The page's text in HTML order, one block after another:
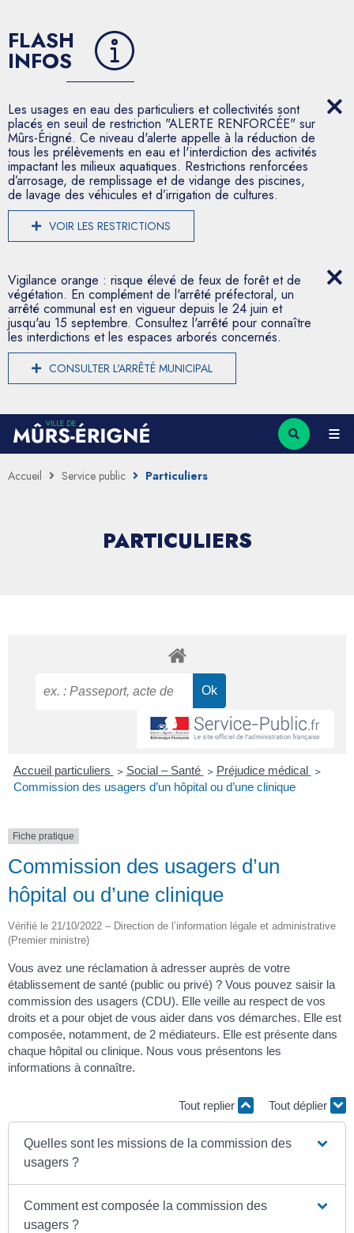
FLASH
INFOS
Les usages en eau des particuliers et collectivités sont
placés en seuil de restriction "ALERTE RENFORCÉE" sur
Mûrs-Érigné. Ce niveau d'alerte appelle à la réduction de
tous les prélèvements en eau et l'interdiction des activités
impactant les milieux aquatiques. Restrictions renforcées
d’arrosage, de remplissage et de vidange des piscines,
de lavage des véhicules et d’irrigation de cultures.
VOIR LES RESTRICTIONS
Vigilance orange : risque élevé de feux de forêt et de
végétation. En complément de l'arrêté préfectoral, un
arrêté communal est en vigueur depuis le 24 juin et
jusqu'au 15 septembre. Consultez l'arrêté pour connaître
les interdictions et les espaces arborés concernés.
CONSULTER L'ARRÊTÉ MUNICIPAL
Accueil Service public Particuliers
PARTICULIERS
Accueil particuliers > Social – Santé > Préjudice médical >
Commission des usagers d’un hôpital ou d’une clinique
Fiche pratique
Commission des usagers d’un
hôpital ou d’une clinique
Vérifié le 21/10/2022 – Direction de l’information légale et administrative
(Premier ministre)
Vous avez une réclamation à adresser auprès de votre
établissement de santé (public ou privé) ? Vous pouvez saisir la
commission des usagers (CDU). Elle veille au respect de vos
droits et a pour objet de vous aider dans vos démarches. Elle est
composée, notamment, de 2 médiateurs. Elle est présente dans
chaque hôpital ou clinique. Nous vous présentons les
informations à connaître.
Tout replier Tout déplier
Quelles sont les missions de la commission des
usagers ?
Comment est composée la commission des
usagers ?